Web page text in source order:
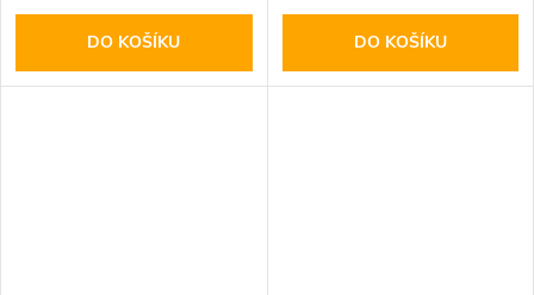
DO KOŠÍKU DO KOŠÍKU